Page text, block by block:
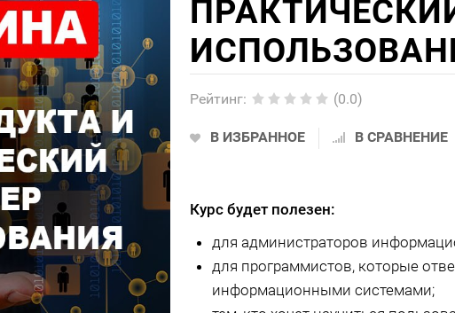
Рейтинг: (0.0)
В ИЗБРАННОЕ В СРАВНЕНИЕ
Курс будет полезен:
для администраторов
для программистов, которые
информационными системами;